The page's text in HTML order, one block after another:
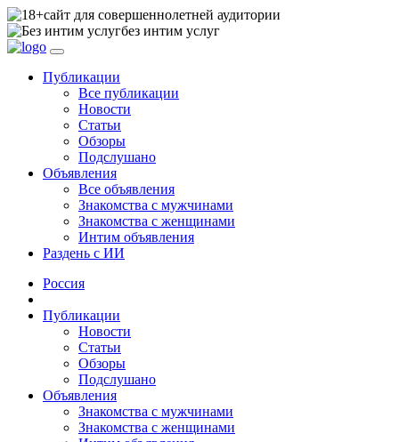
сайт для совершеннолетней аудитории
без интим услуг
Публикации
Все публикации
Новости
Статьи
Обзоры
Подслушано
Объявления
Все объявления
Знакомства с мужчинами
Знакомства с женщинами
Интим объявления
Раздень с ИИ
Россия
Публикации
Новости
Статьи
Обзоры
Подслушано
Объявления
Знакомства с мужчинами
Знакомства с женщинами